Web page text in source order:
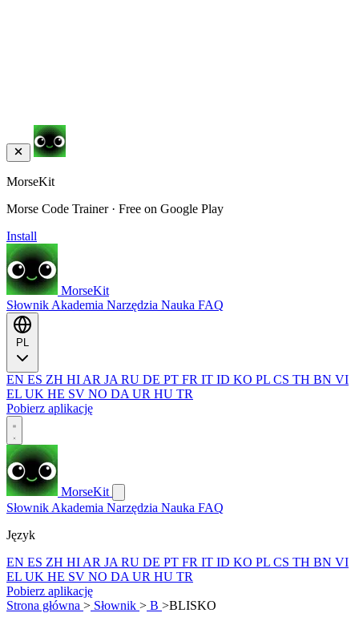
MorseKit
Morse Code Trainer · Free on Google Play
Install
MorseKit
Słownik Akademia Narzędzia Nauka FAQ
EN ES ZH HI AR JA RU DE PT FR IT ID KO PL CS TH BN VI
EL UK HE SV NO DA UR HU TR
Pobierz aplikację
MorseKit
Słownik Akademia Narzędzia Nauka FAQ
Język
EN ES ZH HI AR JA RU DE PT FR IT ID KO PL CS TH BN VI
EL UK HE SV NO DA UR HU TR
Pobierz aplikację
Strona główna > Słownik > B >BLISKO